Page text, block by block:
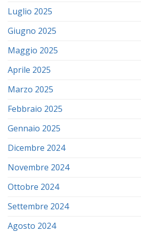
Luglio 2025
Giugno 2025
Maggio 2025
Aprile 2025
Marzo 2025
Febbraio 2025
Gennaio 2025
Dicembre 2024
Novembre 2024
Ottobre 2024
Settembre 2024
Agosto 2024